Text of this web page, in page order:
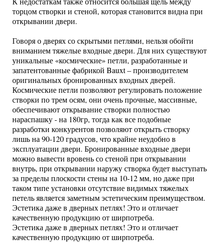
торцом створки и стеной, которая становится видна при
открывании двери.
Говоря о дверях со скрытыми петлями, нельзя обойти
вниманием тяжелые входные двери. Для них существуют
уникальные «космические» петли, разработанные и
запатентованные фабрикой Bauxt – производителем
оригинальных бронированных входных дверей.
Космические петли позволяют регулировать положение
створки по трем осям, они очень прочные, массивные,
обеспечивают открывание створки полностью
нараспашку - на 180гр, тогда как все подобные
разработки конкурентов позволяют открыть створку
лишь на 90-120 градусов, что крайне неудобно в
эксплуатации двери. Бронированные входные двери
можно вывести вровень со стеной при открывании
внутрь, при открывании наружу створка будет выступать
за пределы плоскости стены на 10-12 мм, но даже при
таком типе установки отсутствие видимых тяжелых
петель является заметным эстетическим преимуществом.
Эстетика даже в дверных петлях! Это и отличает
качественную продукцию от ширпотреба.
Эстетика даже в дверных петлях! Это и отличает
качественную продукцию от ширпотреба.